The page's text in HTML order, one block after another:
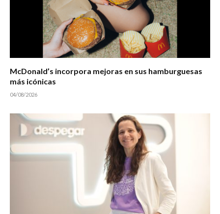
McDonald’s incorpora mejoras en sus hamburguesas
más icónicas
04/08/2026